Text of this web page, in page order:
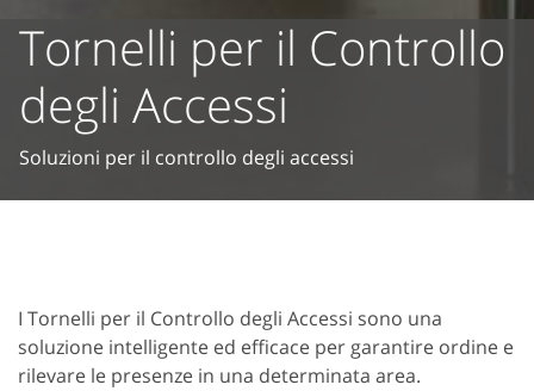
Tornelli per il Controllo
degli Accessi
Soluzioni per il controllo degli accessi
I Tornelli per il Controllo degli Accessi sono una
soluzione intelligente ed efficace per garantire ordine e
rilevare le presenze in una determinata area.